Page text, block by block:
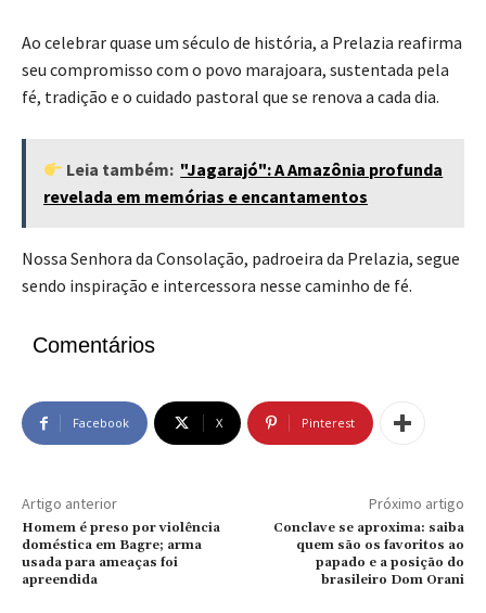
Ao celebrar quase um século de história, a Prelazia reafirma
seu compromisso com o povo marajoara, sustentada pela
fé, tradição e o cuidado pastoral que se renova a cada dia.
Leia também: "Jagarajó": A Amazônia profunda
revelada em memórias e encantamentos
Nossa Senhora da Consolação, padroeira da Prelazia, segue
sendo inspiração e intercessora nesse caminho de fé.
Comentários
Facebook X Pinterest
Artigo anterior
Homem é preso por violência
doméstica em Bagre; arma
usada para ameaças foi
apreendida
Próximo artigo
Conclave se aproxima: saiba
quem são os favoritos ao
papado e a posição do
brasileiro Dom Orani